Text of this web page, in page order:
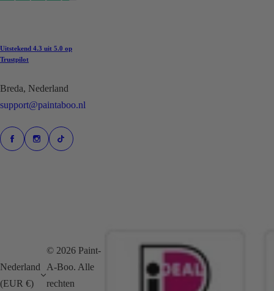
Uitstekend 4.3 uit 5.0 op
Trustpilot
Breda, Nederland
support@paintaboo.nl
Nederland
(EUR €)
© 2026 Paint-
A-Boo. Alle
rechten